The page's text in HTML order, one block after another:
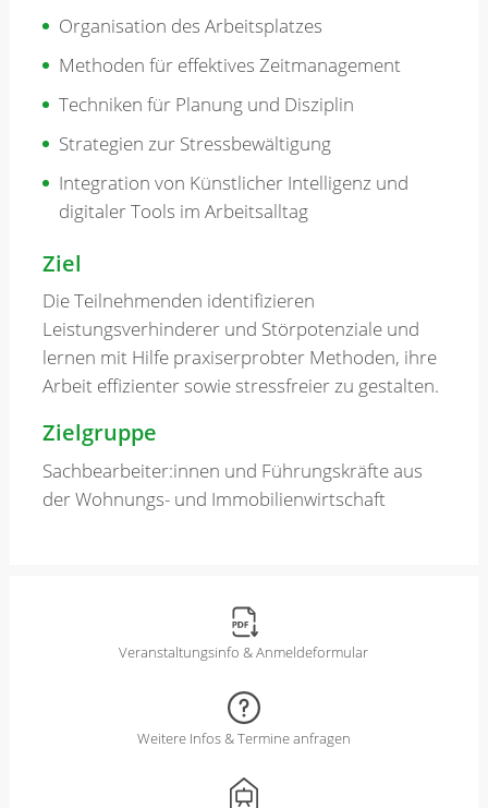
Organisation des Arbeitsplatzes
Methoden für effektives Zeitmanagement
Techniken für Planung und Disziplin
Strategien zur Stressbewältigung
Integration von Künstlicher Intelligenz und
digitaler Tools im Arbeitsalltag
Ziel
Die Teilnehmenden identifizieren
Leistungsverhinderer und Störpotenziale und
lernen mit Hilfe praxiserprobter Methoden, ihre
Arbeit effizienter sowie stressfreier zu gestalten.
Zielgruppe
Sachbearbeiter:innen und Führungskräfte aus
der Wohnungs- und Immobilienwirtschaft
Veranstaltungsinfo & Anmeldeformular
Weitere Infos & Termine anfragen